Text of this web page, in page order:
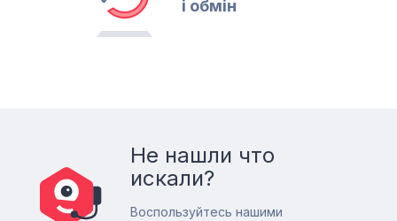
і обмін
Не нашли что
искали?
Воспользуйтесь нашими